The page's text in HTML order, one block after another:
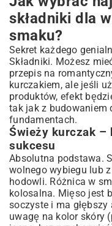
składniki dla
smaku?
Sekret każdego
Składniki. Możesz
przepis na
kurczakiem, ale jeśli
produktów, efekt
tak jak z budowaniem
fundamentach.
Świeży kurczak –
sukcesu
Absolutna podstawa.
wolnego wybiegu lub
hodowli. Różnica w
kolosalna. Mięso jest
soczyste i ma
uwagę na kolor skóry